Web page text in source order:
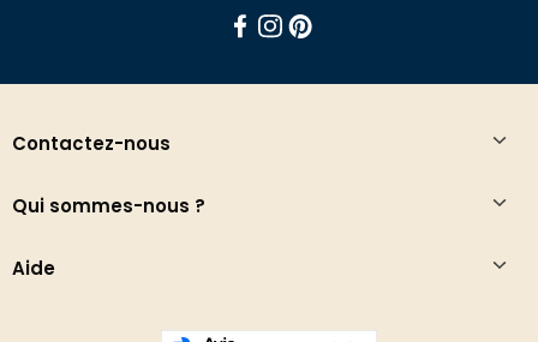
Contactez-nous
Qui sommes-nous ?
Aide